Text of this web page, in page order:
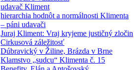
udavač Kliment
hierarchia hodnôt a normálnosti Klimenta
– páni udavači
Juraj Kliment: Vraj kryjeme justičný zločin
Cirkusová záležitosť
Dúbravický v Žiline, Brázda v Brne
Klamstvo „sudcu“ Klimenta č. 15